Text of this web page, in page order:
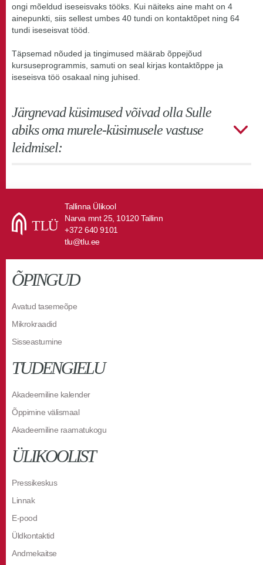
ongi mõeldud iseseisvaks tööks. Kui näiteks aine maht on 4
ainepunkti, siis sellest umbes 40 tundi on kontaktõpet ning 64
tundi iseseisvat tööd.
Täpsemad nõuded ja tingimused määrab õppejõud
kursuseprogrammis, samuti on seal kirjas kontaktõppe ja
iseseisva töö osakaal ning juhised.
Järgnevad küsimused võivad olla Sulle
abiks oma murele-küsimusele vastuse
leidmisel:
Tallinna Ülikool
Narva mnt 25, 10120 Tallinn
+372 640 9101
tlu@tlu.ee
ÕPINGUD
Avatud tasemeõpe
Mikrokraadid
Sisseastumine
TUDENGIELU
Akadeemiline kalender
Õppimine välismaal
Akadeemiline raamatukogu
ÜLIKOOLIST
Pressikeskus
Linnak
E-pood
Üldkontaktid
Andmekaitse